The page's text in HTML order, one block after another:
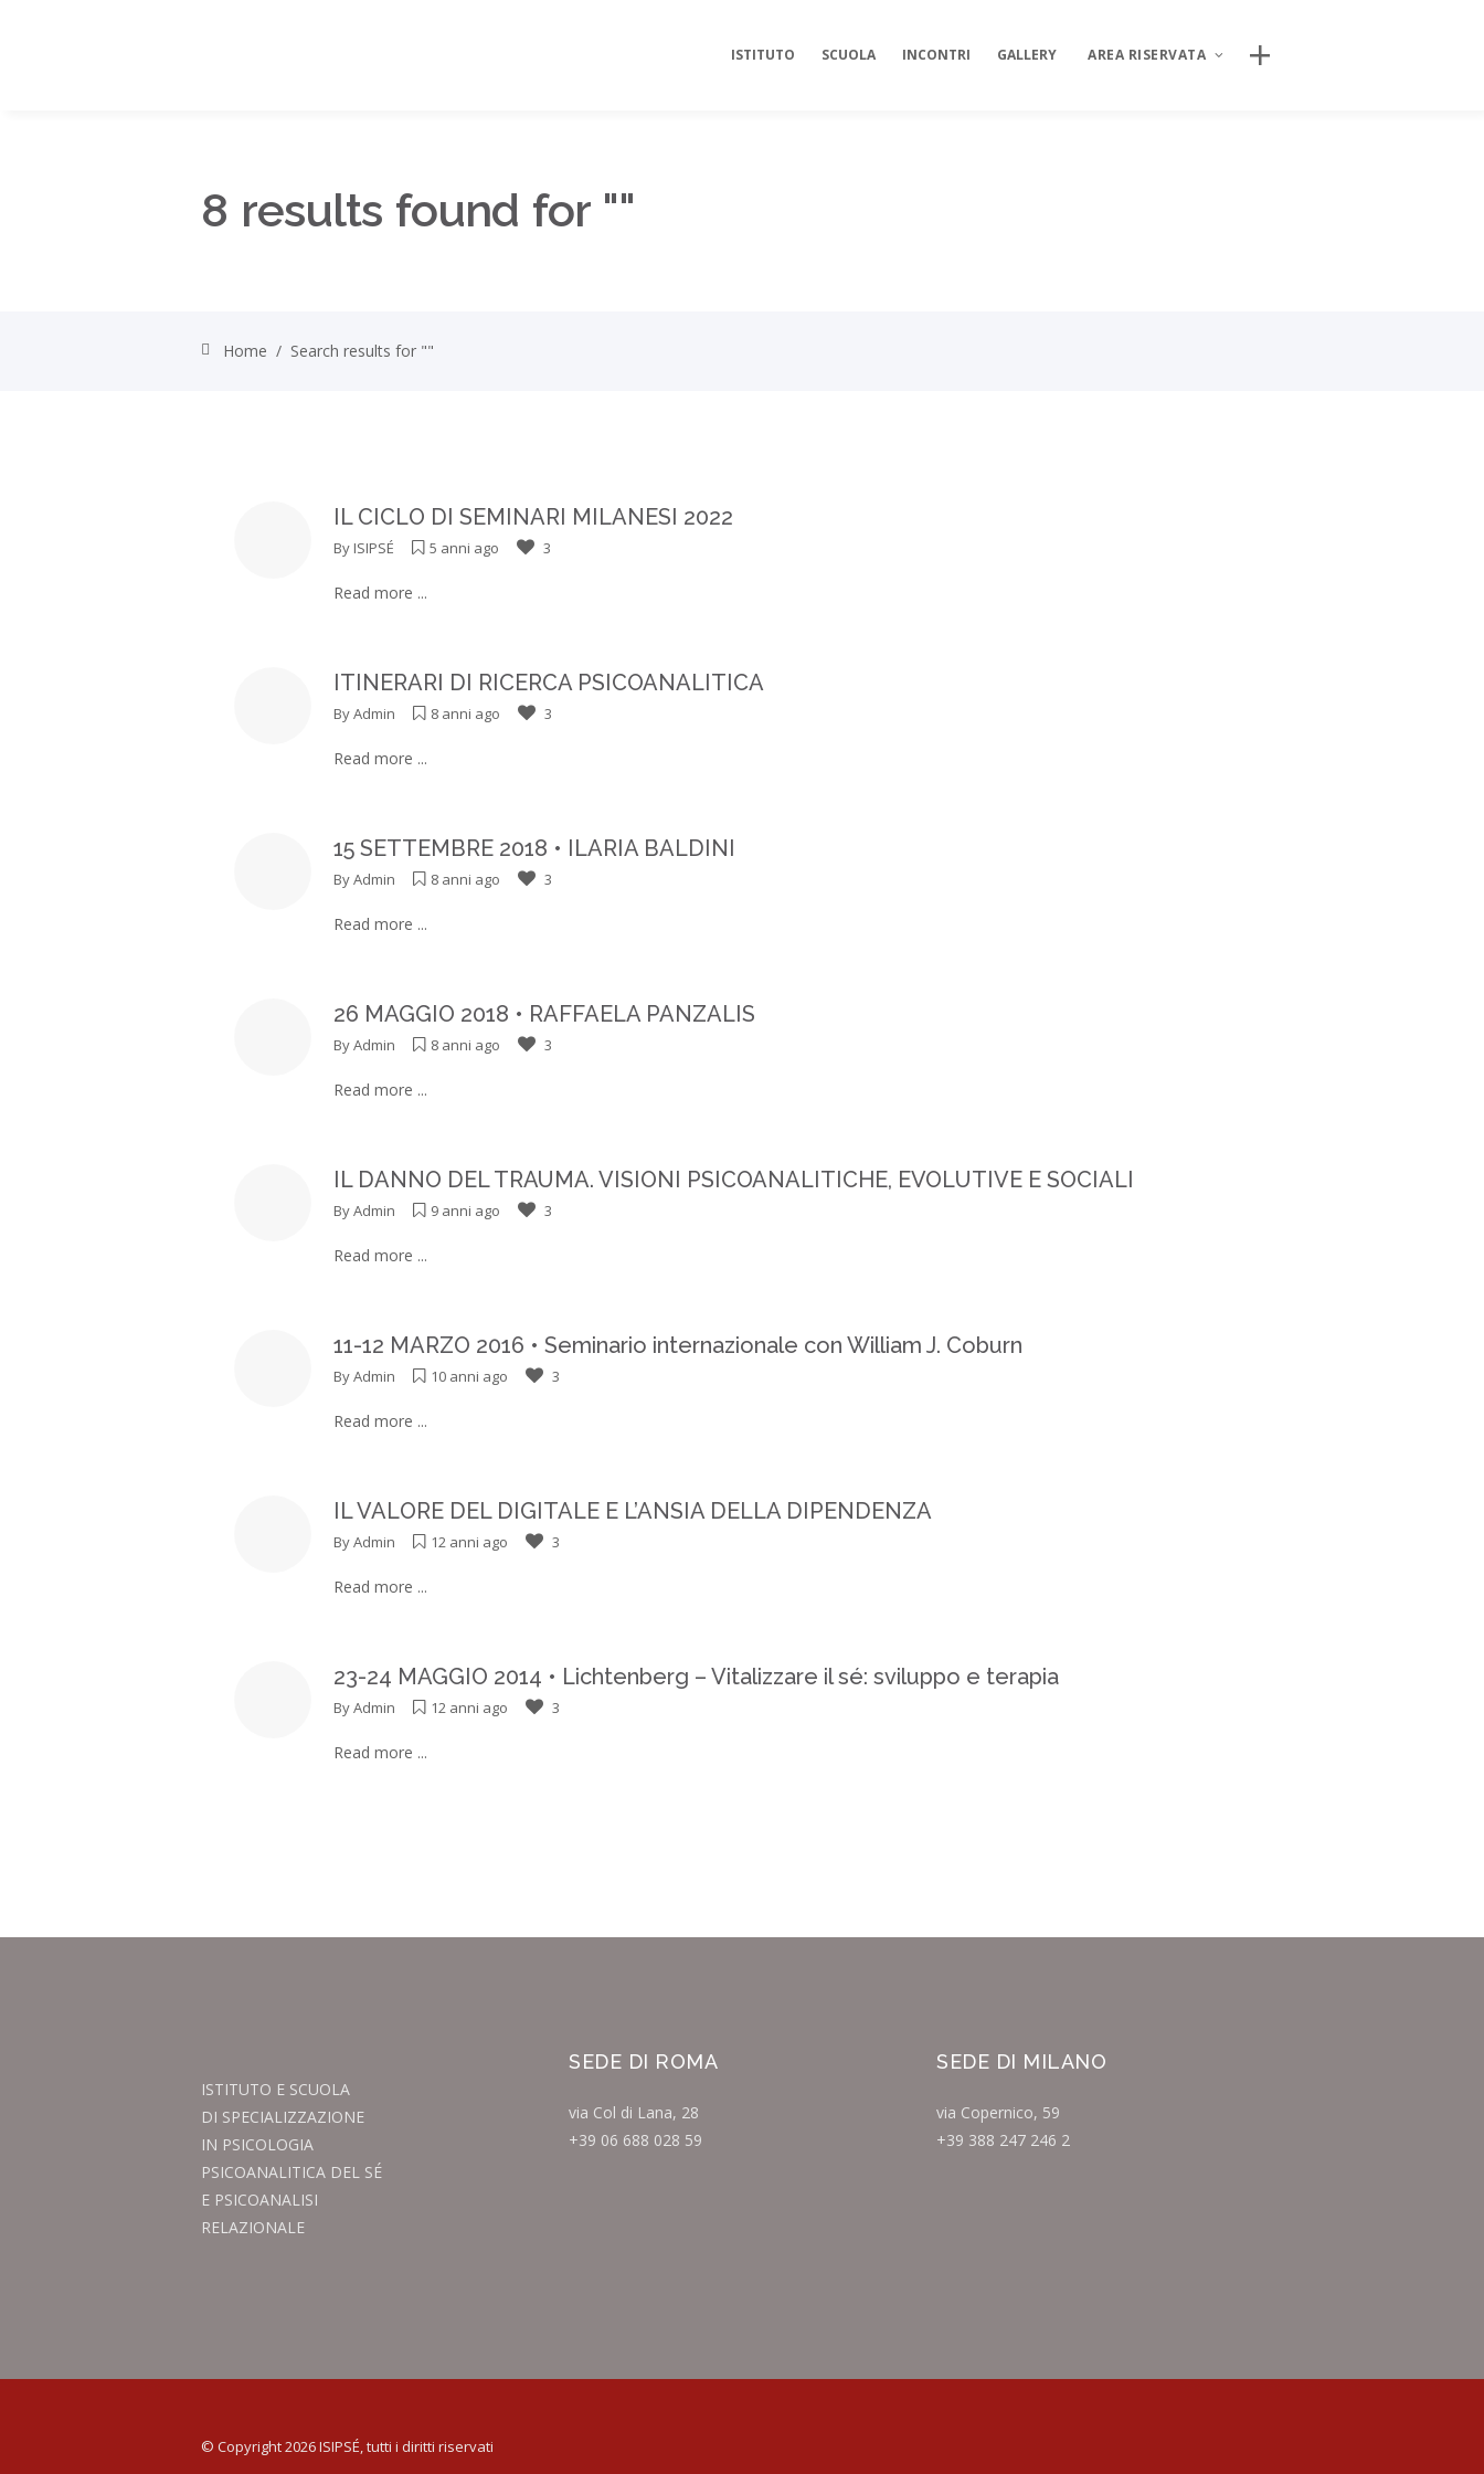
CERCA NEL SITO
ISTITUTO SCUOLA INCONTRI GALLERY AREA RISERVATA
8 results found for ""
Home / Search results for ""
IL CICLO DI SEMINARI MILANESI 2022
By ISIPSÉ 5 anni ago 3
Read more ...
ITINERARI DI RICERCA PSICOANALITICA
ByAdmin 8 anni ago 3
Read more ...
15 SETTEMBRE 2018 • ILARIA BALDINI
ByAdmin 8 anni ago 3
Read more ...
26 MAGGIO 2018 • RAFFAELA PANZALIS
ByAdmin 8 anni ago 3
Read more ...
IL DANNO DEL TRAUMA. VISIONI PSICOANALITICHE, EVOLUTIVE E SOCIALI
ByAdmin 9 anni ago 3
Read more ...
11-12 MARZO 2016 • Seminario internazionale con William J. Coburn
ByAdmin 10 anni ago 3
Read more ...
IL VALORE DEL DIGITALE E L’ANSIA DELLA DIPENDENZA
ByAdmin 12 anni ago 3
Read more ...
23-24 MAGGIO 2014 • Lichtenberg – Vitalizzare il sé: sviluppo e terapia
ByAdmin 12 anni ago 3
Read more ...
ISTITUTO E SCUOLA
DI SPECIALIZZAZIONE
IN PSICOLOGIA
PSICOANALITICA DEL SÉ
E PSICOANALISI
RELAZIONALE
SEDE DI ROMA
via Col di Lana, 28
+39 06 688 028 59
SEDE DI MILANO
via Copernico, 59
+39 388 247 246 2
© Copyright 2026 ISIPSÉ, tutti i diritti riservati